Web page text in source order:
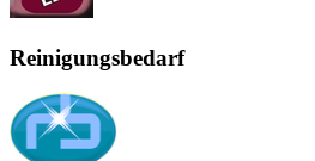
Reinigungsbedarf